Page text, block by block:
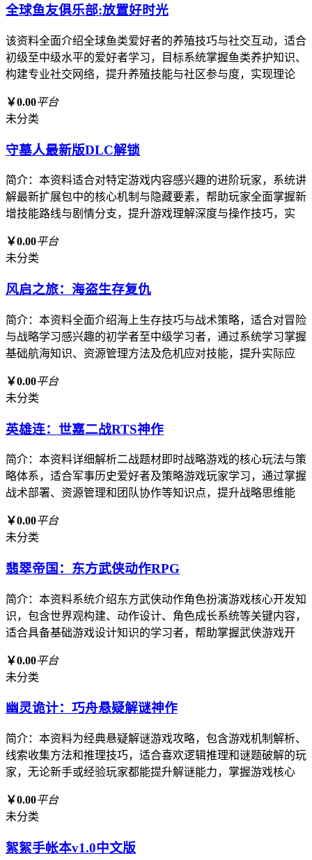
全球鱼友俱乐部:放置好时光
该资料全面介绍全球鱼类爱好者的养殖技巧与社交互动，适合
初级至中级水平的爱好者学习，目标系统掌握鱼类养护知识、
构建专业社交网络，提升养殖技能与社区参与度，实现理论
￥0.00平台
未分类
守墓人最新版DLC解锁
简介：本资料适合对特定游戏内容感兴趣的进阶玩家，系统讲
解最新扩展包中的核心机制与隐藏要素，帮助玩家全面掌握新
增技能路线与剧情分支，提升游戏理解深度与操作技巧，实
￥0.00平台
未分类
风启之旅：海盗生存复仇
简介：本资料全面介绍海上生存技巧与战术策略，适合对冒险
与战略学习感兴趣的初学者至中级学习者，通过系统学习掌握
基础航海知识、资源管理方法及危机应对技能，提升实际应
￥0.00平台
未分类
英雄连：世嘉二战RTS神作
简介：本资料详细解析二战题材即时战略游戏的核心玩法与策
略体系，适合军事历史爱好者及策略游戏玩家学习，通过掌握
战术部署、资源管理和团队协作等知识点，提升战略思维能
￥0.00平台
未分类
翡翠帝国：东方武侠动作RPG
简介：本资料系统介绍东方武侠动作角色扮演游戏核心开发知
识，包含世界观构建、动作设计、角色成长系统等关键内容，
适合具备基础游戏设计知识的学习者，帮助掌握武侠游戏开
￥0.00平台
未分类
幽灵诡计：巧舟悬疑解谜神作
简介：本资料为经典悬疑解谜游戏攻略，包含游戏机制解析、
线索收集方法和推理技巧，适合喜欢逻辑推理和谜题破解的玩
家，无论新手或经验玩家都能提升解谜能力，掌握游戏核心
￥0.00平台
未分类
絮絮手帐本v1.0中文版